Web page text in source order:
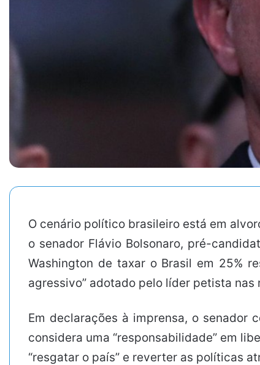
O cenário político brasileiro está em
o senador Flávio Bolsonaro, pré-
Washington de taxar o Brasil em 25%
agressivo” adotado pelo líder petista
Em declarações à imprensa, o senador
considera uma “responsabilidade” em
“resgatar o país” e reverter as políticas